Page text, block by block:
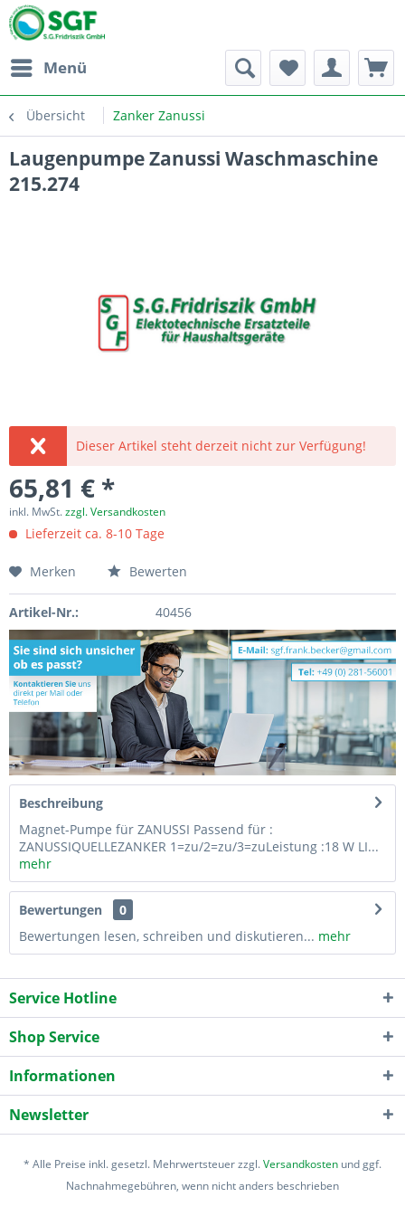
Menü
Übersicht Zanker Zanussi
Laugenpumpe Zanussi Waschmaschine
215.274
Dieser Artikel steht derzeit nicht zur Verfügung!
65,81 € *
inkl. MwSt.zzgl. Versandkosten
Lieferzeit ca. 8-10 Tage
Merken Bewerten
Artikel-Nr.: 40456
Beschreibung
Magnet-Pumpe für ZANUSSI Passend für :
ZANUSSIQUELLEZANKER 1=zu/2=zu/3=zuLeistung :18 W LI...
mehr
Bewertungen
0
Bewertungen lesen, schreiben und diskutieren... mehr
Service Hotline
Shop Service
Informationen
Newsletter
* Alle Preise inkl. gesetzl. Mehrwertsteuer zzgl.Versandkosten und ggf.
Nachnahmegebühren, wenn nicht anders beschrieben